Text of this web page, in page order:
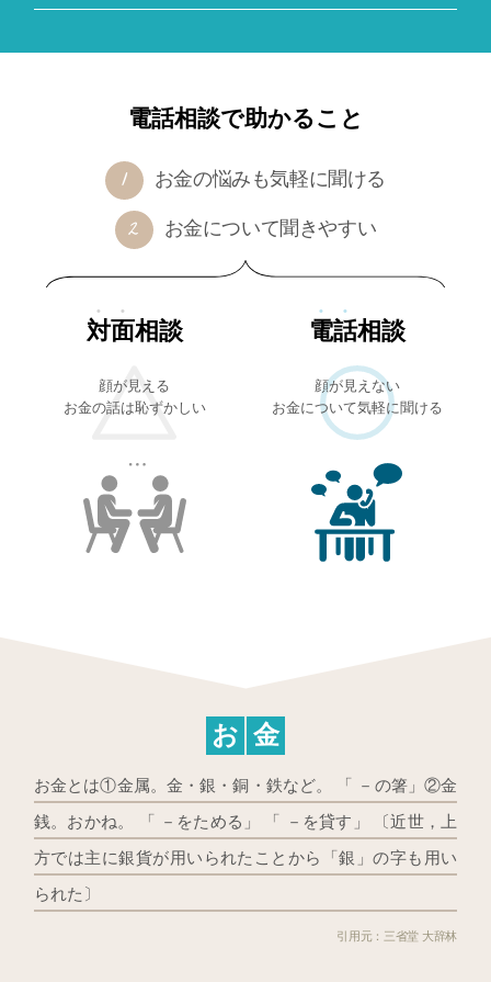
電話相談で助かること
お金の悩みも気軽に聞ける
お金について聞きやすい
対面相談
顔が見える
お金の話は恥ずかしい
電話相談
顔が見えない
お金について気軽に聞ける
お 金
お金とは①金属。金・銀・銅・鉄など。 「 －の箸」②金
銭。おかね。 「 －をためる」 「 －を貸す」 〔近世，上
方では主に銀貨が用いられたことから「銀」の字も用い
られた〕
三省堂 大辞林